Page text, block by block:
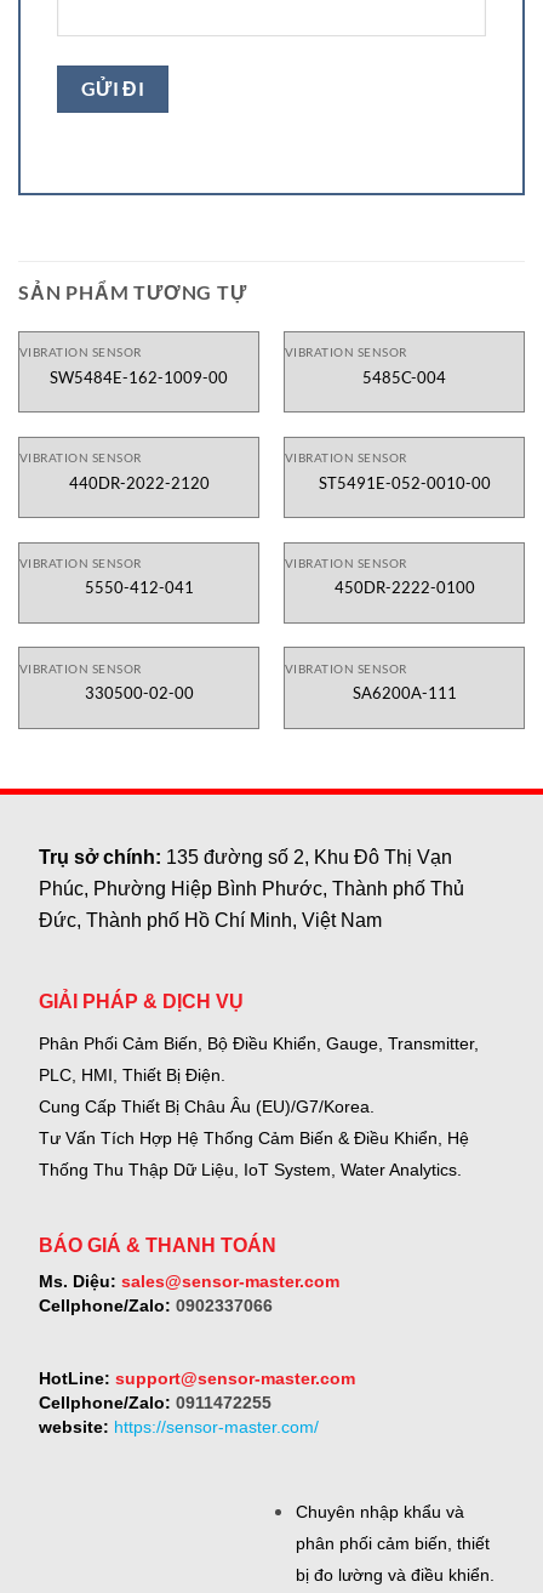
SẢN PHẨM TƯƠNG TỰ
VIBRATION SENSOR
SW5484E-162-1009-00
VIBRATION SENSOR
5485C-004
VIBRATION SENSOR
440DR-2022-2120
VIBRATION SENSOR
ST5491E-052-0010-00
VIBRATION SENSOR
5550-412-041
VIBRATION SENSOR
450DR-2222-0100
VIBRATION SENSOR
330500-02-00
VIBRATION SENSOR
SA6200A-111
Trụ sở chính: 135 đường số 2, Khu Đô Thị Vạn
Phúc, Phường Hiệp Bình Phước, Thành phố Thủ
Đức, Thành phố Hồ Chí Minh, Việt Nam
GIẢI PHÁP & DỊCH VỤ
Phân Phối Cảm Biến, Bộ Điều Khiển, Gauge, Transmitter,
PLC, HMI, Thiết Bị Điện.
Cung Cấp Thiết Bị Châu Âu (EU)/G7/Korea.
Tư Vấn Tích Hợp Hệ Thống Cảm Biến & Điều Khiển, Hệ
Thống Thu Thập Dữ Liệu, IoT System, Water Analytics.
BÁO GIÁ & THANH TOÁN
Ms. Diệu: sales@sensor-master.com
Cellphone/Zalo: 0902337066
HotLine: support@sensor-master.com
Cellphone/Zalo: 0911472255
website: https://sensor-master.com/
Chuyên nhập khẩu và
phân phối cảm biến, thiết
bị đo lường và điều khiển.